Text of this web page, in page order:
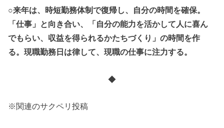
○来年は、時短勤務体制で復帰し、自分の時間を確保。
「仕事」と向き合い、「自分の能力を活かして人に喜ん
でもらい、収益を得られるかたちづくり」の時間を作
る。現職勤務日は律して、現職の仕事に注力する。
◆
※関連のサクペリ投稿